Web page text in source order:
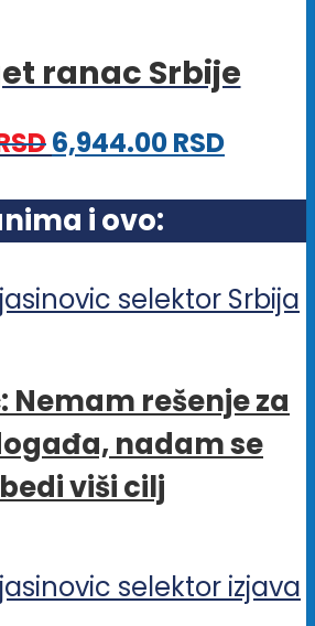
stranici
proizvoda.
varijanti.
mogu
biti
izabrane
stranici
ranac Srbije
6,944.00RSD
i ovo:
Nemam rešenje za
nadam se
viši cilj